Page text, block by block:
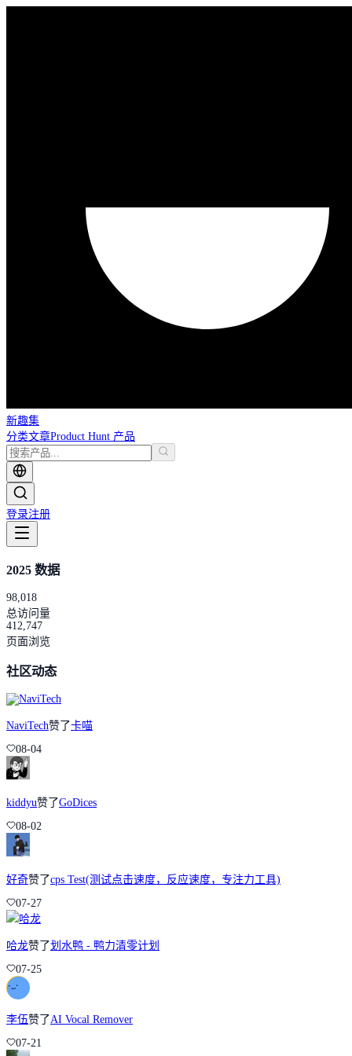
新趣集
分类文章Product Hunt 产品
登录注册
2025 数据
98,018
总访问量
412,747
页面浏览
社区动态
NaviTech赞了卡喵
08-04
kiddyu赞了GoDices
08-02
好奇赞了cps Test(测试点击速度，反应速度，专注力工具)
07-27
哈龙赞了划水鸭 - 鸭力清零计划
07-25
李伍赞了AI Vocal Remover
07-21